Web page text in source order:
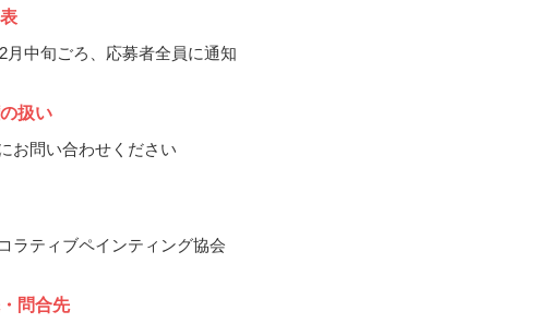
月中旬ごろ、応募者全員に通知
扱い
お問い合わせください
ラティブペインティング協会
問合先